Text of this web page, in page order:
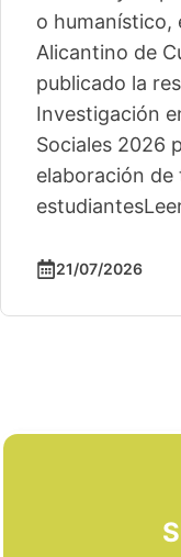
o humanístico,
Alicantino de
publicado la
Investigación
Sociales 2026
elaboración
estudiantes
21/07/2026